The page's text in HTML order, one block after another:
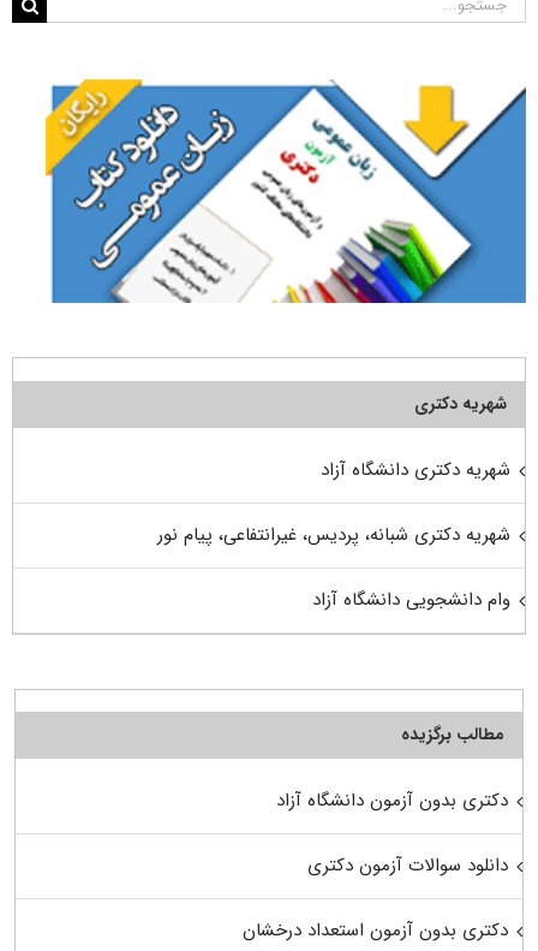
شهریه دکتری
شهریه دکتری دانشگاه آزاد
شهریه دکتری شبانه، پردیس، غیرانتفاعی، پیام نور
وام دانشجویی دانشگاه آزاد
مطالب برگزیده
دکتری بدون آزمون دانشگاه آزاد
دانلود سوالات آزمون دکتری
دکتری بدون آزمون استعداد درخشان